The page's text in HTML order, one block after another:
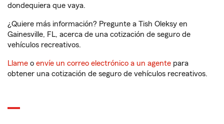
dondequiera que vaya.
¿Quiere más información? Pregunte a Tish Oleksy en
Gainesville, FL, acerca de una cotización de seguro de
vehículos recreativos.
Llame o envíe un correo electrónico a un agente para
obtener una cotización de seguro de vehículos recreativos.